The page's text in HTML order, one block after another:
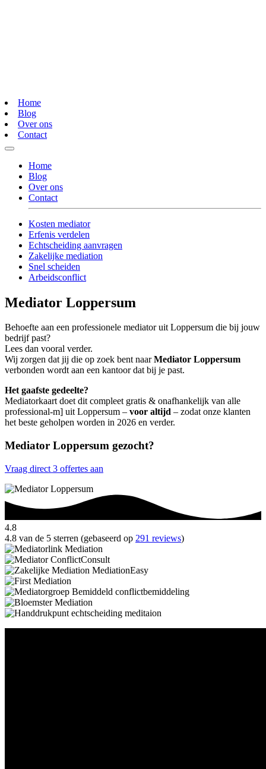
Home
Blog
Over ons
Contact
Home
Blog
Over ons
Contact
Kosten mediator
Erfenis verdelen
Echtscheiding aanvragen
Zakelijke mediation
Snel scheiden
Arbeidsconflict
Mediator Loppersum
Behoefte aan een professionele mediator uit Loppersum die bij jouw
bedrijf past?
Lees dan vooral verder.
Wij zorgen dat jij die op zoek bent naarMediator Loppersum
verbonden wordt aan een kantoor dat bij je past.
Het gaafste gedeelte?
Mediatorkaart doet dit compleet gratis & onafhankelijk van alle
professional-m] uit Loppersum – voor altijd – zodat onze klanten
het beste geholpen worden in 2026 en verder.
Mediator Loppersum gezocht?
Vraag direct 3 offertes aan
4.8
4.8 van de 5 sterren (gebaseerd op 291 reviews)